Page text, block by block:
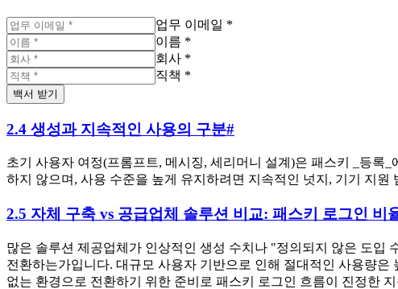
업무 이메일 *
이름 *
회사 *
직책 *
백서 받기
2.4 생성과 지속적인 사용의 구분#
초기 사용자 여정(프롬프트, 메시징, 세리머니 설계)은 패스키 _등록
하지 않으며, 사용 수준을 높게 유지하려면 지속적인 넛지, 기기 지
2.5 자체 구축 vs 공급업체 솔루션 비교: 패스키 로그인 비
많은 솔루션 제공업체가 인상적인 생성 수치나 "정의되지 않은 도입
전환하는가입니다. 대규모 사용자 기반으로 인해 절대적인 사용량
없는 환경으로 전환하기 위한 준비로 패스키 로그인 흐름이 진정한